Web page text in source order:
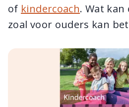
of kindercoach. Wat kan
zoal voor ouders kan